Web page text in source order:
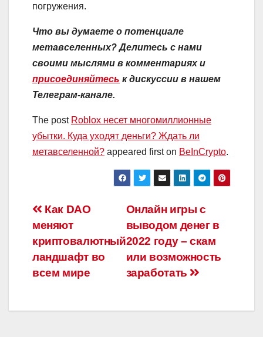
погружения.
Что вы думаете о потенциале
метавселенных? Делитесь с нами
своими мыслями в комментариях и
присоединяйтесь к дискуссии в нашем
Телеграм-канале.
The post Roblox несет многомиллионные
убытки. Куда уходят деньги? Ждать ли
метавселенной? appeared first on BeInCrypto.
Навигация
по
записям
Онлайн игры с
выводом денег в
2022 году – скам
или возможность
заработать
Как DAO
меняют
криптовалютный
ландшафт во
всем мире